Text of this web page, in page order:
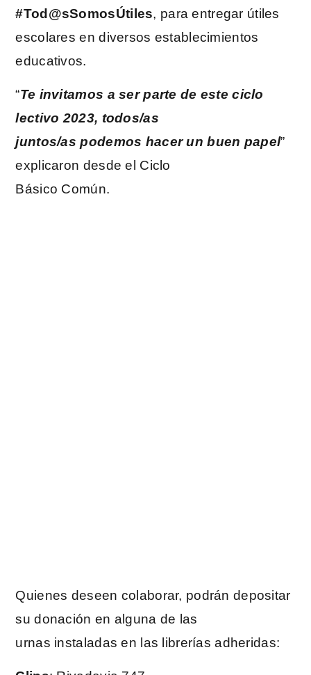
#Tod@sSomosÚtiles, para entregar útiles
escolares en diversos establecimientos
educativos.
“Te invitamos a ser parte de este ciclo
lectivo 2023, todos/as
juntos/as podemos hacer un buen papel”
explicaron desde el Ciclo
Básico Común.
Quienes deseen colaborar, podrán depositar
su donación en alguna de las
urnas instaladas en las librerías adheridas: